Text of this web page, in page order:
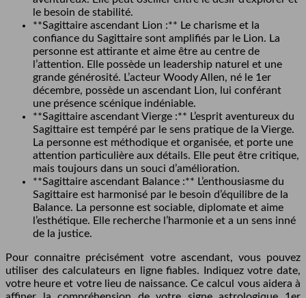
le besoin de stabilité.
**Sagittaire ascendant Lion :** Le charisme et la
confiance du Sagittaire sont amplifiés par le Lion. La
personne est attirante et aime être au centre de
l’attention. Elle possède un leadership naturel et une
grande générosité. L’acteur Woody Allen, né le 1er
décembre, possède un ascendant Lion, lui conférant
une présence scénique indéniable.
**Sagittaire ascendant Vierge :** L’esprit aventureux du
Sagittaire est tempéré par le sens pratique de la Vierge.
La personne est méthodique et organisée, et porte une
attention particulière aux détails. Elle peut être critique,
mais toujours dans un souci d’amélioration.
**Sagittaire ascendant Balance :** L’enthousiasme du
Sagittaire est harmonisé par le besoin d’équilibre de la
Balance. La personne est sociable, diplomate et aime
l’esthétique. Elle recherche l’harmonie et a un sens inné
de la justice.
Pour connaitre précisément votre ascendant, vous pouvez
utiliser des calculateurs en ligne fiables. Indiquez votre date,
votre heure et votre lieu de naissance. Ce calcul vous aidera à